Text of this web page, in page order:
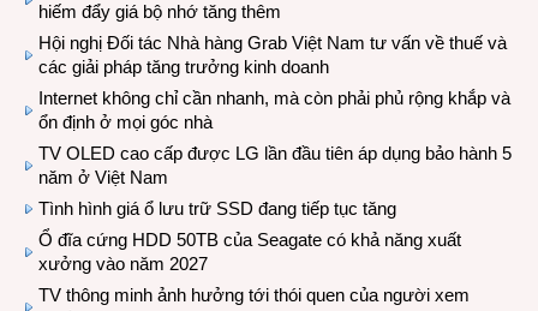
hiếm đẩy giá bộ nhớ tăng thêm
Hội nghị Đối tác Nhà hàng Grab Việt Nam tư vấn về thuế và
các giải pháp tăng trưởng kinh doanh
Internet không chỉ cần nhanh, mà còn phải phủ rộng khắp và
ổn định ở mọi góc nhà
TV OLED cao cấp được LG lần đầu tiên áp dụng bảo hành 5
năm ở Việt Nam
Tình hình giá ổ lưu trữ SSD đang tiếp tục tăng
Ổ đĩa cứng HDD 50TB của Seagate có khả năng xuất
xưởng vào năm 2027
TV thông minh ảnh hưởng tới thói quen của người xem